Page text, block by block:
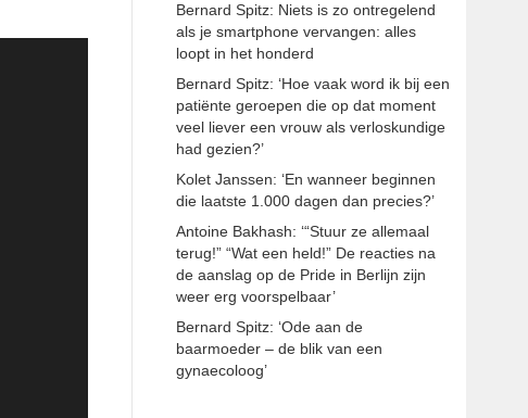
Bernard Spitz: Niets is zo ontregelend
als je smartphone vervangen: alles
loopt in het honderd
Bernard Spitz: ‘Hoe vaak word ik bij een
patiënte geroepen die op dat moment
veel liever een vrouw als verloskundige
had gezien?’
Kolet Janssen: ‘En wanneer beginnen
die laatste 1.000 dagen dan precies?’
Antoine Bakhash: ‘“Stuur ze allemaal
terug!” “Wat een held!” De reacties na
de aanslag op de Pride in Berlijn zijn
weer erg voorspelbaar’
Bernard Spitz: ‘Ode aan de
baarmoeder – de blik van een
gynaecoloog’